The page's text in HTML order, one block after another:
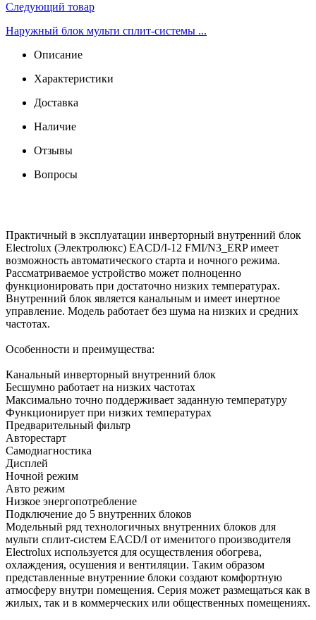
Следующий товар
Наружный блок мульти сплит-системы ...
Описание
Характеристики
Доставка
Наличие
Отзывы
Вопросы
Практичный в эксплуатации инверторный внутренний блок
Electrolux (Электролюкс) EACD/I-12 FMI/N3_ERP имеет
возможность автоматического старта и ночного режима.
Рассматриваемое устройство может полноценно
функционировать при достаточно низких температурах.
Внутренний блок является канальным и имеет инертное
управление. Модель работает без шума на низких и средних
частотах.
Особенности и преимущества:
Канальный инверторный внутренний блок
Бесшумно работает на низких частотах
Максимально точно поддерживает заданную температуру
Функционирует при низких температурах
Предварительный фильтр
Авторестарт
Самодиагностика
Дисплей
Ночной режим
Авто режим
Низкое энергопотребление
Подключение до 5 внутренних блоков
Модельный ряд технологичных внутренних блоков для
мульти сплит-систем EACD/I от именитого производителя
Electrolux используется для осуществления обогрева,
охлаждения, осушения и вентиляции. Таким образом
представленные внутренние блоки создают комфортную
атмосферу внутри помещения. Серия может размещаться как в
жилых, так и в коммерческих или общественных помещениях.